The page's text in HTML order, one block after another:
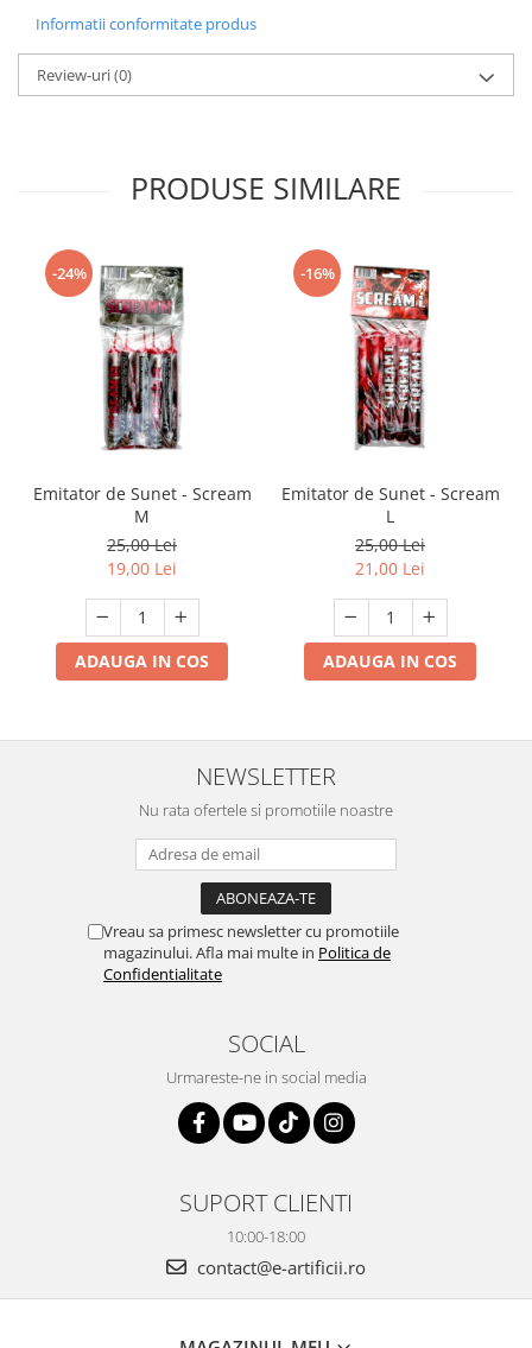
Informatii conformitate produs
Review-uri(0)
PRODUSE SIMILARE
-24%
Emitator de Sunet - Scream
M
25,00 Lei
19,00 Lei
ADAUGA IN COS
-16%
Emitator de Sunet - Scream
L
25,00 Lei
21,00 Lei
ADAUGA IN COS
NEWSLETTER
Nu rata ofertele si promotiile noastre
Vreau sa primesc newsletter cu promotiile
magazinului. Afla mai multe in Politica de
Confidentialitate
SOCIAL
Urmareste-ne in social media
SUPORT CLIENTI
10:00-18:00
contact@e-artificii.ro